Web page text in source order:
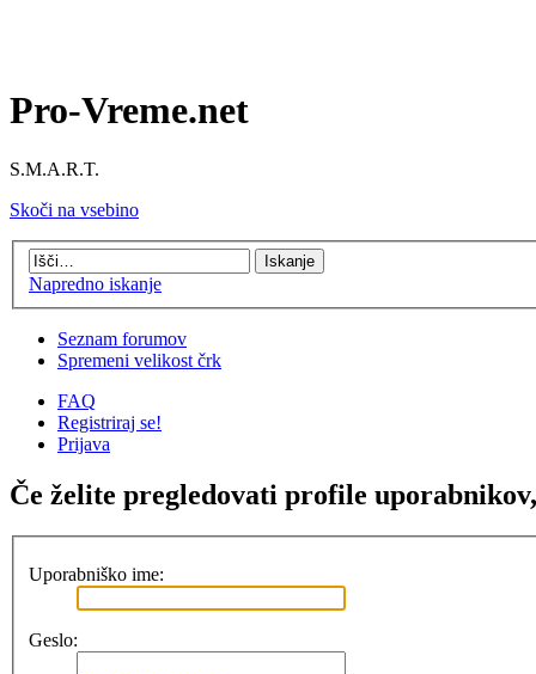
Pro-Vreme.net
S.M.A.R.T.
Skoči na vsebino
Napredno iskanje
Seznam forumov
Spremeni velikost črk
FAQ
Registriraj se!
Prijava
Če želite pregledovati profile
Uporabniško ime:
Geslo: